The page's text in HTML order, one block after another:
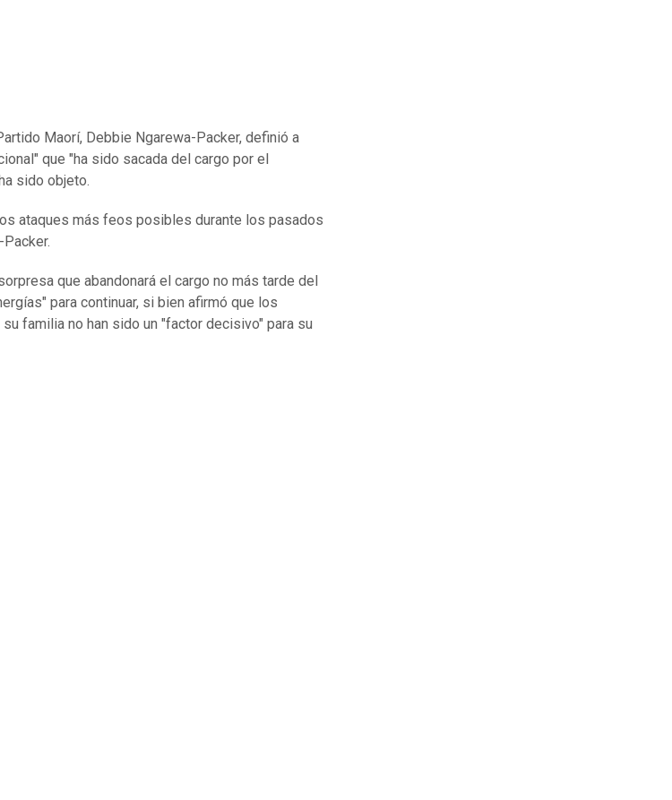
Maorí, Debbie Ngarewa-Packer, definió a
que "ha sido sacada del cargo por el
sido objeto.
ataques más feos posibles durante los pasados
que abandonará el cargo no más tarde del
para continuar, si bien afirmó que los
familia no han sido un "factor decisivo" para su